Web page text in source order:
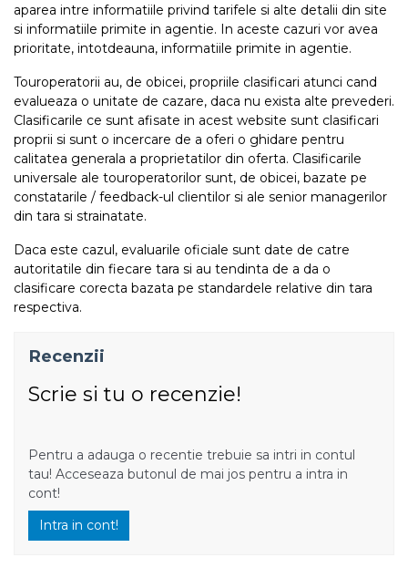
aparea intre informatiile privind tarifele si alte detalii din site
si informatiile primite in agentie. In aceste cazuri vor avea
prioritate, intotdeauna, informatiile primite in agentie.
Touroperatorii au, de obicei, propriile clasificari atunci cand
evalueaza o unitate de cazare, daca nu exista alte prevederi.
Clasificarile ce sunt afisate in acest website sunt clasificari
proprii si sunt o incercare de a oferi o ghidare pentru
calitatea generala a proprietatilor din oferta. Clasificarile
universale ale touroperatorilor sunt, de obicei, bazate pe
constatarile / feedback-ul clientilor si ale senior managerilor
din tara si strainatate.
Daca este cazul, evaluarile oficiale sunt date de catre
autoritatile din fiecare tara si au tendinta de a da o
clasificare corecta bazata pe standardele relative din tara
respectiva.
Recenzii
Scrie si tu o recenzie!
Pentru a adauga o recentie trebuie sa intri in contul
tau! Acceseaza butonul de mai jos pentru a intra in
cont!
Intra in cont!